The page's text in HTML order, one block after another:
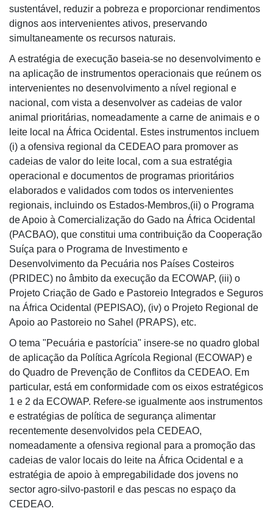
sustentável, reduzir a pobreza e proporcionar rendimentos
dignos aos intervenientes ativos, preservando
simultaneamente os recursos naturais.
A estratégia de execução baseia-se no desenvolvimento e
na aplicação de instrumentos operacionais que reúnem os
intervenientes no desenvolvimento a nível regional e
nacional, com vista a desenvolver as cadeias de valor
animal prioritárias, nomeadamente a carne de animais e o
leite local na África Ocidental. Estes instrumentos incluem
(i) a ofensiva regional da CEDEAO para promover as
cadeias de valor do leite local, com a sua estratégia
operacional e documentos de programas prioritários
elaborados e validados com todos os intervenientes
regionais, incluindo os Estados-Membros,(ii) o Programa
de Apoio à Comercialização do Gado na África Ocidental
(PACBAO), que constitui uma contribuição da Cooperação
Suíça para o Programa de Investimento e
Desenvolvimento da Pecuária nos Países Costeiros
(PRIDEC) no âmbito da execução da ECOWAP, (iii) o
Projeto Criação de Gado e Pastoreio Integrados e Seguros
na África Ocidental (PEPISAO), (iv) o Projeto Regional de
Apoio ao Pastoreio no Sahel (PRAPS), etc.
O tema "Pecuária e pastorícia" insere-se no quadro global
de aplicação da Política Agrícola Regional (ECOWAP) e
do Quadro de Prevenção de Conflitos da CEDEAO. Em
particular, está em conformidade com os eixos estratégicos
1 e 2 da ECOWAP. Refere-se igualmente aos instrumentos
e estratégias de política de segurança alimentar
recentemente desenvolvidos pela CEDEAO,
nomeadamente a ofensiva regional para a promoção das
cadeias de valor locais do leite na África Ocidental e a
estratégia de apoio à empregabilidade dos jovens no
sector agro-silvo-pastoril e das pescas no espaço da
CEDEAO.